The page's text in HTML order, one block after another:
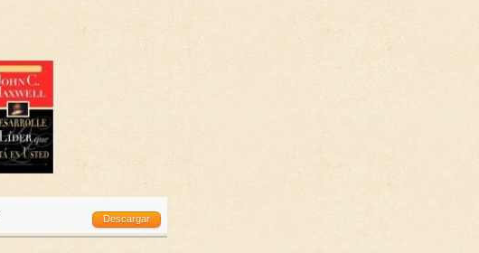
Descargar